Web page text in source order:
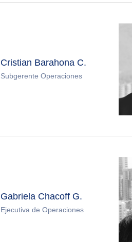
Cristian Barahona C.
Subgerente Operaciones
Gabriela Chacoff G.
Ejecutiva de Operaciones